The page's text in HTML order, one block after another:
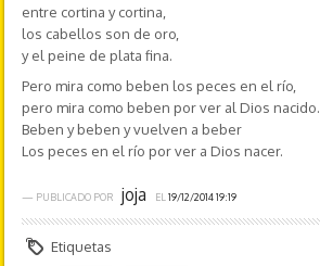
entre cortina y cortina,
los cabellos son de oro,
y el peine de plata fina.
Pero mira como beben los peces en el río,
pero mira como beben por ver al Dios nacido.
Beben y beben y vuelven a beber
Los peces en el río por ver a Dios nacer.
— PUBLICADO POR joja EL19/12/2014 19:19
Etiquetas